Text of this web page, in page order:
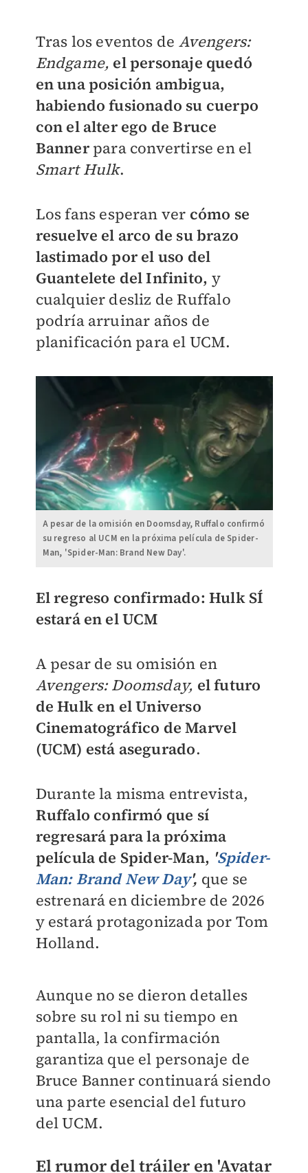
Tras los eventos de Avengers:
Endgame, el personaje quedó
en una posición ambigua,
habiendo fusionado su cuerpo
con el alter ego de Bruce
Bannerpara convertirse en el
Smart Hulk.
Los fans esperan ver cómo se
resuelve el arco de su brazo
lastimado por el uso del
Guantelete del Infinito, y
cualquier desliz de Ruffalo
podría arruinar años de
planificación para el UCM.
A pesar de la omisión en Doomsday, Ruffalo confirmó
su regreso al UCM en la próxima película de Spider-
Man, 'Spider-Man: Brand New Day'.
El regreso confirmado: Hulk SÍ
estará en el UCM
A pesar de su omisión en
Avengers: Doomsday, el futuro
de Hulk en el Universo
Cinematográfico de Marvel
(UCM) está asegurado.
Durante la misma entrevista,
Ruffalo confirmó que sí
regresará para la próxima
película de Spider-Man, 'Spider-
Man: Brand New Day', que se
estrenará en diciembre de 2026
y estará protagonizada por Tom
Holland.
Aunque no se dieron detalles
sobre su rol ni su tiempo en
pantalla, la confirmación
garantiza que el personaje de
Bruce Banner continuará siendo
una parte esencial del futuro
del UCM.
El rumor del tráiler en 'Avatar